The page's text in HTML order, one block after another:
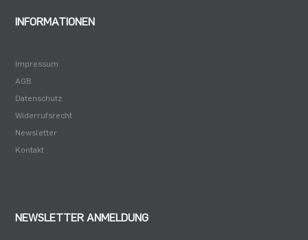
INFORMATIONEN
Impressum
AGB
Datenschutz
Widerrufsrecht
Newsletter
Kontakt
NEWSLETTER ANMELDUNG